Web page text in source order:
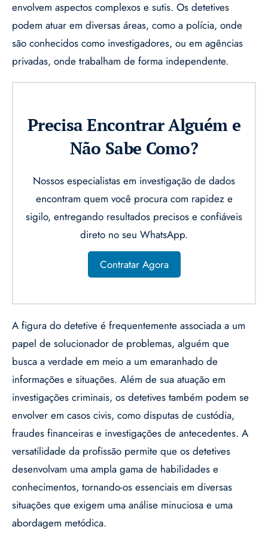
envolvem aspectos complexos e sutis. Os detetives
podem atuar em diversas áreas, como a polícia, onde
são conhecidos como investigadores, ou em agências
privadas, onde trabalham de forma independente.
Precisa Encontrar Alguém e
Não Sabe Como?
Nossos especialistas em investigação de dados
encontram quem você procura com rapidez e
sigilo, entregando resultados precisos e confiáveis
direto no seu WhatsApp.
Contratar Agora
A figura do detetive é frequentemente associada a um
papel de solucionador de problemas, alguém que
busca a verdade em meio a um emaranhado de
informações e situações. Além de sua atuação em
investigações criminais, os detetives também podem se
envolver em casos civis, como disputas de custódia,
fraudes financeiras e investigações de antecedentes. A
versatilidade da profissão permite que os detetives
desenvolvam uma ampla gama de habilidades e
conhecimentos, tornando-os essenciais em diversas
situações que exigem uma análise minuciosa e uma
abordagem metódica.